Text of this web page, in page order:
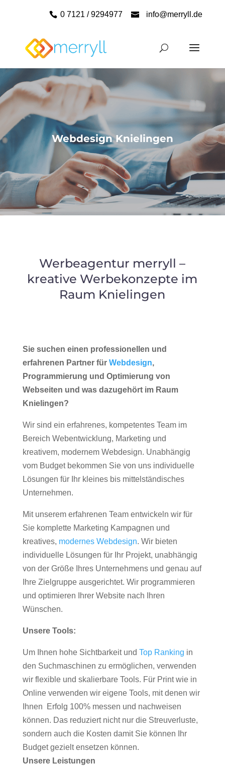
0 7121 / 9294977 info@merryll.de
Webdesign Knielingen
Werbeagentur merryll –
kreative Werbekonzepte im
Raum Knielingen
Sie suchen einen professionellen und
erfahrenen Partner für Webdesign,
Programmierung und Optimierung von
Webseiten und was dazugehört im Raum
Knielingen?
Wir sind ein erfahrenes, kompetentes Team im
Bereich Webentwicklung, Marketing und
kreativem, modernem Webdesign. Unabhängig
vom Budget bekommen Sie von uns individuelle
Lösungen für Ihr kleines bis mittelständisches
Unternehmen.
Mit unserem erfahrenen Team entwickeln wir für
Sie komplette Marketing Kampagnen und
kreatives, modernes Webdesign. Wir bieten
individuelle Lösungen für Ihr Projekt, unabhängig
von der Größe Ihres Unternehmens und genau auf
Ihre Zielgruppe ausgerichtet. Wir programmieren
und optimieren Ihrer Website nach Ihren
Wünschen.
Unsere Tools:
Um Ihnen hohe Sichtbarkeit und Top Ranking in
den Suchmaschinen zu ermöglichen, verwenden
wir flexible und skalierbare Tools. Für Print wie in
Online verwenden wir eigene Tools, mit denen wir
Ihnen Erfolg 100% messen und nachweisen
können. Das reduziert nicht nur die Streuverluste,
sondern auch die Kosten damit Sie können Ihr
Budget gezielt ensetzen können.
Unsere Leistungen